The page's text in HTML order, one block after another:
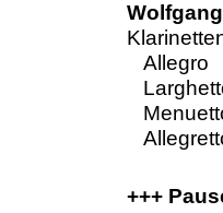
Allegro
+++